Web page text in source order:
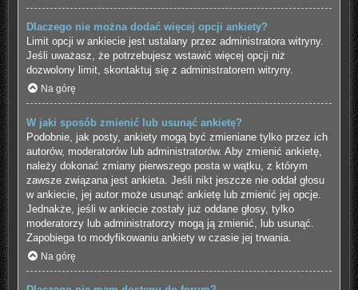
Dlaczego nie można dodać więcej opcji ankiety?
Limit opcji w ankiecie jest ustalany przez administratora witryny.
Jeśli uważasz, że potrzebujesz wstawić więcej opcji niż
dozwolony limit, skontaktuj się z administratorem witryny.
Na górę
W jaki sposób zmienić lub usunąć ankietę?
Podobnie, jak posty, ankiety mogą być zmieniane tylko przez ich
autorów, moderatorów lub administratorów. Aby zmienić ankietę,
należy dokonać zmiany pierwszego posta w wątku, z którym
zawsze związana jest ankieta. Jeśli nikt jeszcze nie oddał głosu
w ankiecie, jej autor może usunąć ankietę lub zmienić jej opcje.
Jednakże, jeśli w ankiecie zostały już oddane głosy, tylko
moderatorzy lub administratorzy mogą ją zmienić, lub usunąć.
Zapobiega to modyfikowaniu ankiety w czasie jej trwania.
Na górę